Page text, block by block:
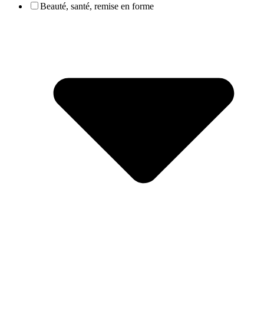
Beauté, santé, remise en forme